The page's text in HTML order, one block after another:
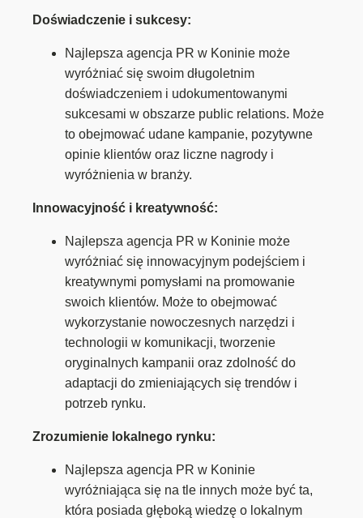
Doświadczenie i sukcesy:
Najlepsza agencja PR w Koninie może
wyróżniać się swoim długoletnim
doświadczeniem i udokumentowanymi
sukcesami w obszarze public relations. Może
to obejmować udane kampanie, pozytywne
opinie klientów oraz liczne nagrody i
wyróżnienia w branży.
Innowacyjność i kreatywność:
Najlepsza agencja PR w Koninie może
wyróżniać się innowacyjnym podejściem i
kreatywnymi pomysłami na promowanie
swoich klientów. Może to obejmować
wykorzystanie nowoczesnych narzędzi i
technologii w komunikacji, tworzenie
oryginalnych kampanii oraz zdolność do
adaptacji do zmieniających się trendów i
potrzeb rynku.
Zrozumienie lokalnego rynku:
Najlepsza agencja PR w Koninie
wyróżniająca się na tle innych może być ta,
która posiada głęboką wiedzę o lokalnym